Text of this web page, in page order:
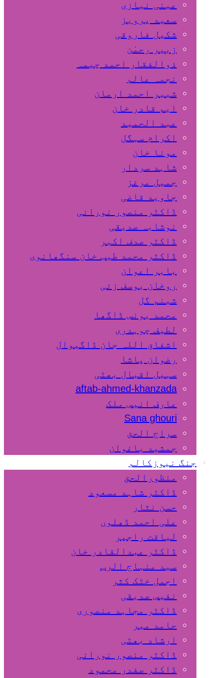
عینی نیازی
سعید پرویز
شکیل فاروقی
زبیر رحمٰن
ذوالفقار احمد چیمہ
نجمہ عالم
شبیر احمد ارمان
ایم قادر خان
عبد الحمید
اکرام سہگل
مونا خان
شاہد سردار
جمیل مرغز
جاوید قاضی
ڈاکٹر منصور نورانی
نوشابہ صدیقی
ڈاکٹر صدف اکبر
ڈاکٹر محمد طیب خان سنگھانوی
بابر اعوان
روخان یوسف زئی
شبنم گل
محمد یونس ڈاگھا
لطیف چوہدری
اشفاق اللہ جان ڈاگیوال
رضوان پاشا
سہیل اقبال بھٹی
aftab-ahmed-khanzada
عارف انیس ملک
Sana ghouri
سراج الحق
جمشید باغوان
جنگ نیوزکالم
منظورالحق
ڈاکٹر شاہد مسعود
حسن نثار
علی احمد ڈھلوں
لیاقت راجپر
ڈاکٹر عبدالقادر خان
سید منہاج الرب
اجمل خٹک کثر
نفیس صدیقی
ڈاکٹر مجاہد منصوری
حامد میر
ارشاد بھٹی
ڈاکٹر منصور نورانی
ڈاکٹر صفدر محمود